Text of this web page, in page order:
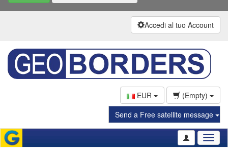
Accedi al tuo Account
EUR
(Empty)
Send a Free satellite message